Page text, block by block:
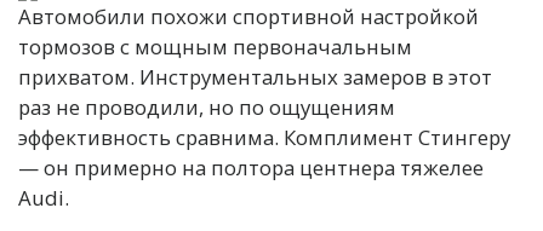
Автомобили похожи спортивной настройкой
тормозов с мощным первоначальным
прихватом. Инструментальных замеров в этот
раз не проводили, но по ощущениям
эффективность сравнима. Комплимент Стингеру
— он примерно на полтора центнера тяжелее
Audi.